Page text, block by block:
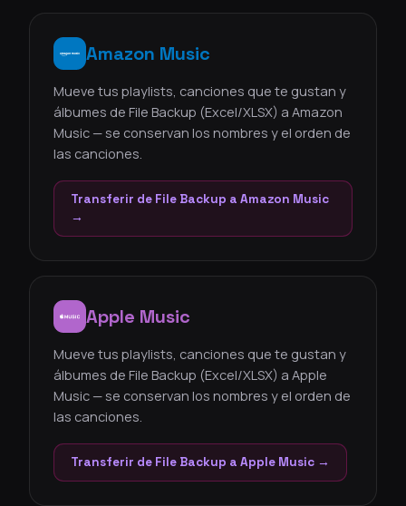
Amazon Music
Mueve tus playlists, canciones que te gustan y
álbumes de File Backup (Excel/XLSX) a Amazon
Music — se conservan los nombres y el orden de
las canciones.
Transferir de File Backup a Amazon Music
→
Apple Music
Mueve tus playlists, canciones que te gustan y
álbumes de File Backup (Excel/XLSX) a Apple
Music — se conservan los nombres y el orden de
las canciones.
Transferir de File Backup a Apple Music →